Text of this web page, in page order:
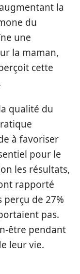
la
du
une
la maman,
cette
qualité du
à favoriser
pour le
les résultats,
rapporté
de 27%
pas.
être pendant
leur vie.